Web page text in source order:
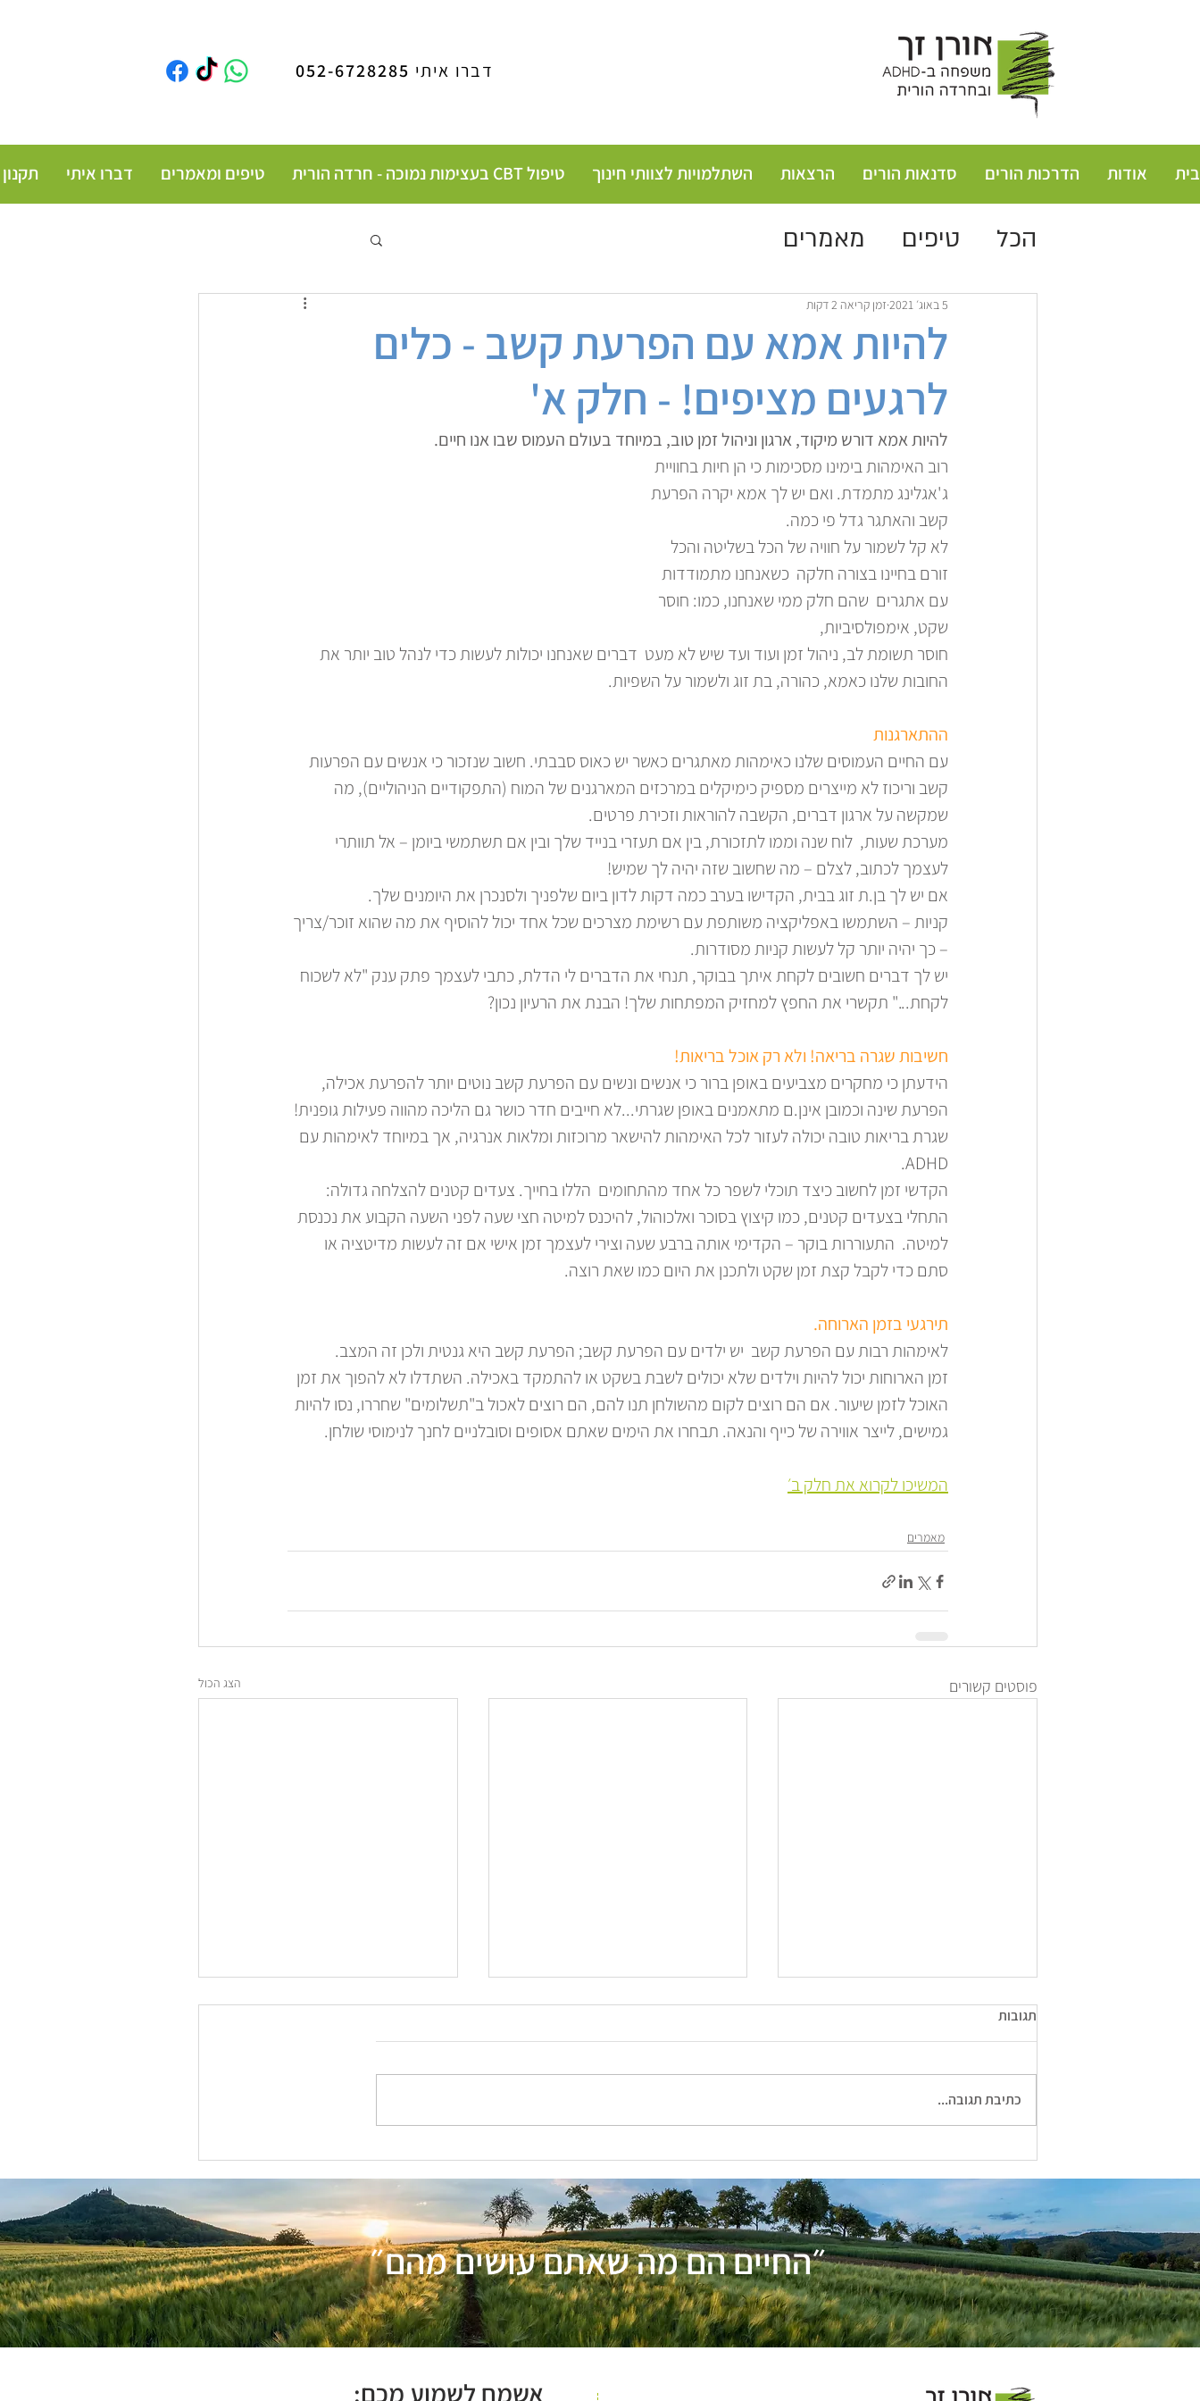
דברו איתי 052-6728285
בית אודות הדרכות הורים סדנאות הורים הרצאות השתלמויות לצוותי חינוך טיפול CBT בעצימות נמוכה - חרדה הורית טיפים ומאמרים דברו איתי תקנון
הכל טיפים מאמרים
להיות אמא עם הפרעת קשב - כלים
לרגעים מציפים! - חלק א'
5 באוג׳ 2021 זמן קריאה 2 דקות
להיות אמא דורש מיקוד, ארגון וניהול זמן טוב, במיוחד בעולם העמוס שבו אנו חיים.
רוב האימהות בימינו מסכימות כי הן חיות בחוויית
ג'אגלינג מתמדת. ואם יש לך אמא יקרה הפרעת
קשב והאתגר גדל פי כמה.
לא קל לשמור על חוויה של הכל בשליטה והכל
זורם בחיינו בצורה חלקה  כשאנחנו מתמודדות
עם אתגרים  שהם חלק ממי שאנחנו, כמו: חוסר
שקט, אימפולסיביות,
חוסר תשומת לב, ניהול זמן ועוד ועד שיש לא מעט  דברים שאנחנו יכולות לעשות כדי לנהל טוב יותר את
החובות שלנו כאמא, כהורה, בת זוג ולשמור על השפיות.
ההתארגנות
עם החיים העמוסים שלנו כאימהות מאתגרים כאשר יש כאוס סבבתי. חשוב שנזכור כי אנשים עם הפרעות
קשב וריכוז לא מייצרים מספיק כימיקלים במרכזים המארגנים של המוח (התפקודיים הניהוליים), מה
שמקשה על ארגון דברים, הקשבה להוראות וזכירת פרטים.
מערכת שעות,  לוח שנה וממו לתזכורת, בין אם תעזרי בנייד שלך ובין אם תשתמשי ביומן – אל תוותרי
לעצמך לכתוב, לצלם – מה שחשוב שזה יהיה לך שמיש!
אם יש לך בן.ת זוג בבית, הקדישו בערב כמה דקות לדון ביום שלפניך ולסנכרן את היומנים שלך.
קניות – השתמשו באפליקציה משותפת עם רשימת מצרכים שכל אחד יכול להוסיף את מה שהוא זוכר/צריך
– כך יהיה יותר קל לעשות קניות מסודרות.
יש לך דברים חשובים לקחת איתך בבוקר, תנחי את הדברים לי הדלת, כתבי לעצמך פתק ענק "לא לשכוח
לקחת..." תקשרי את החפץ למחזיק המפתחות שלך! הבנת את הרעיון נכון?
חשיבות שגרה בריאה! ולא רק אוכל בריאות!
הידעתן כי מחקרים מצביעים באופן ברור כי אנשים ונשים עם הפרעת קשב נוטים יותר להפרעת אכילה,
הפרעת שינה וכמובן אינן.ם מתאמנים באופן שגרתי...לא חייבים חדר כושר גם הליכה מהווה פעילות גופנית!
שגרת בריאות טובה יכולה לעזור לכל האימהות להישאר מרוכזות ומלאות אנרגיה, אך במיוחד לאימהות עם
ADHD.
הקדשי זמן לחשוב כיצד תוכלי לשפר כל אחד מהתחומים  הללו בחייך. צעדים קטנים להצלחה גדולה:
התחלי בצעדים קטנים, כמו קיצוץ בסוכר ואלכוהול, להיכנס למיטה חצי שעה לפני השעה הקבוע את נכנסת
למיטה.  התעוררות בוקר – הקדימי אותה ברבע שעה וצירי לעצמך זמן אישי אם זה לעשות מדיטציה או
סתם כדי לקבל קצת זמן שקט ולתכנן את היום כמו שאת רוצה.
תירגעי בזמן הארוחה.
לאימהות רבות עם הפרעת קשב  יש ילדים עם הפרעת קשב; הפרעת קשב היא גנטית ולכן זה המצב.
זמן הארוחות יכול להיות וילדים שלא יכולים לשבת בשקט או להתמקד באכילה. השתדלו לא להפוך את זמן
האוכל לזמן שיעור. אם הם רוצים לקום מהשולחן תנו להם, הם רוצים לאכול ב"תשלומים" שחררו, נסו להיות
גמישים, לייצר אווירה של כייף והנאה. תבחרו את הימים שאתם אסופים וסובלניים לחנך לנימוסי שולחן.
המשיכו לקרוא את חלק ב׳
מאמרים
פוסטים קשורים הצג הכול
ופעלתנות יתר כל כך רגישים?
ואסטרטגיות לשינוי התחושה
אוכל
תגובות
כתיבת תגובה...
״החיים הם מה שאתם עושים מהם״
אשמח לשמוע מכם: